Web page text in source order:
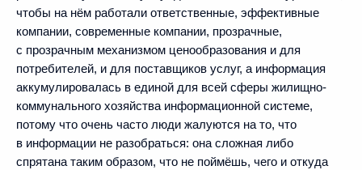
чтобы на нём работали ответственные, эффективные
компании, современные компании, прозрачные,
с прозрачным механизмом ценообразования и для
потребителей, и для поставщиков услуг, а информация
аккумулировалась в единой для всей сферы жилищно-
коммунального хозяйства информационной системе,
потому что очень часто люди жалуются на то, что
в информации не разобраться: она сложная либо
спрятана таким образом, что не поймёшь, чего и откуда